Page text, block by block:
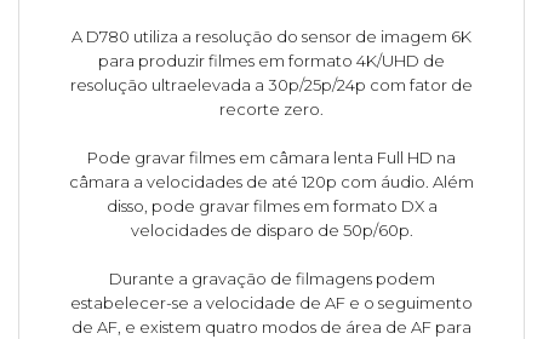
A D780 utiliza a resolução do sensor de imagem 6K
para produzir filmes em formato 4K/UHD de
resolução ultraelevada a 30p/25p/24p com fator de
recorte zero.
Pode gravar filmes em câmara lenta Full HD na
câmara a velocidades de até 120p com áudio. Além
disso, pode gravar filmes em formato DX a
velocidades de disparo de 50p/60p.
Durante a gravação de filmagens podem
estabelecer-se a velocidade de AF e o seguimento
de AF, e existem quatro modos de área de AF para